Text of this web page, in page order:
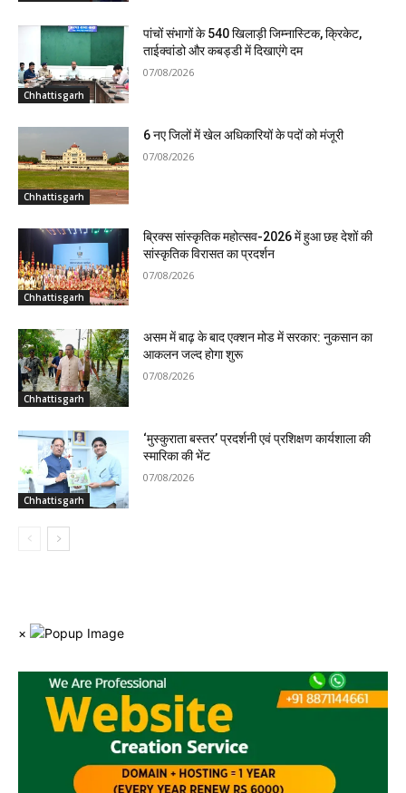
Chhattisgarh
पांचों संभागों के 540 खिलाड़ी जिम्नास्टिक, क्रिकेट,
ताईक्वांडो और कबड्डी में दिखाएंगे दम
07/08/2026
Chhattisgarh
6 नए जिलों में खेल अधिकारियों के पदों को मंजूरी
07/08/2026
Chhattisgarh
ब्रिक्स सांस्कृतिक महोत्सव-2026 में हुआ छह देशों की
सांस्कृतिक विरासत का प्रदर्शन
07/08/2026
Chhattisgarh
असम में बाढ़ के बाद एक्शन मोड में सरकार: नुकसान का
आकलन जल्द होगा शुरू
07/08/2026
Chhattisgarh
‘मुस्कुराता बस्तर’ प्रदर्शनी एवं प्रशिक्षण कार्यशाला की
स्मारिका की भेंट
07/08/2026
×